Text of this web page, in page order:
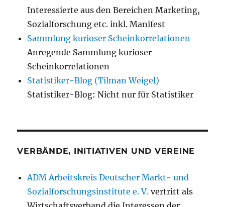
Interessierte aus den Bereichen Marketing,
Sozialforschung etc. inkl. Manifest
Sammlung kurioser Scheinkorrelationen
Anregende Sammlung kurioser
Scheinkorrelationen
Statistiker-Blog (Tilman Weigel)
Statistiker-Blog: Nicht nur für Statistiker
VERBÄNDE, INITIATIVEN UND VEREINE
ADM Arbeitskreis Deutscher Markt- und
Sozialforschungsinstitute e. V. vertritt als